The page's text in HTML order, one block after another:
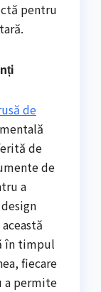
pentru
de
de
de
a
în timpul
fiecare
a permite